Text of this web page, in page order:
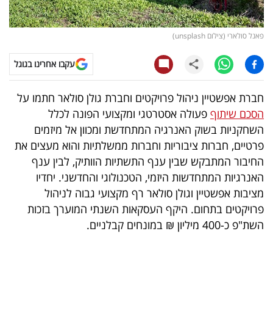
ויראלי
עסקי
ספורט
קריירה
ולימודים
מינויים
רייטינג
רכב
פאנל סולארי (צילום unsplash)
עקבו אחרינו בגוגל
חברת אפשטיין ניהול פרויקטים וחברת גולן סולאר חתמו על
הסכם שיתוף פעולה אסטרטגי ומקצועי הפונה לכלל
השחקניות בשוק האנרגיה המתחדשת ומכוון אל מיזמים
פרטיים, חברות ציבוריות וחברות ממשלתיות והוא מעצים את
החיבור המתבקש שבין ענף התשתיות הוותיק, לבין ענף
האנרגיות המתחדשות היזמי, הטכנולוגי והחדשני. יחדיו
מציבות אפשטיין וגולן סולאר רף מקצועי גבוה לניהול
פרויקטים בתחום. היקף העסקאות השנתי המוערך בזכות
השת"פ כ-400 מיליון ₪ במונחים קבלניים.